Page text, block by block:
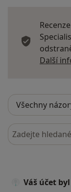
Další
Hledejte v
Váš účet